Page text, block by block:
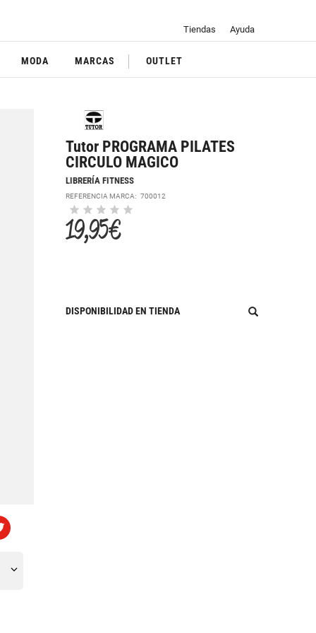
Tiendas Ayuda
MODA MARCAS OUTLET
Tutor PROGRAMA PILATES
CIRCULO MAGICO
LIBRERÍA FITNESS
REFERENCIA MARCA:700012
19,95 €
DISPONIBILIDAD EN TIENDA